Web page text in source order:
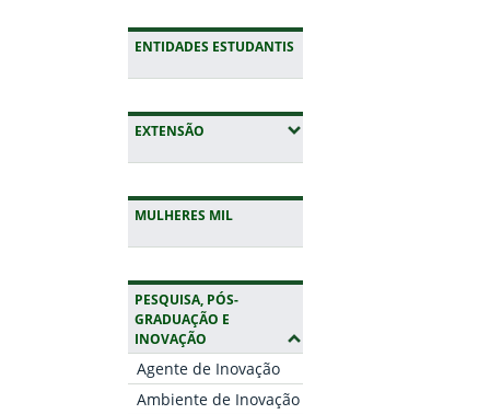
ENTIDADES ESTUDANTIS
EXTENSÃO (EXPANDIR SUBMENUS)
MULHERES MIL
PESQUISA, PÓS-
GRADUAÇÃO E
INOVAÇÃO (OCULTAR SUBMENUS)
Agente de Inovação
Ambiente de Inovação